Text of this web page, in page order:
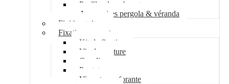
Profil polycarbonate
Accessoires pergola & véranda
Finition toiture
Fixation couverture
Kit de fixation
Vis de couture
Cavalier
Pontet
Vis auto-perforante